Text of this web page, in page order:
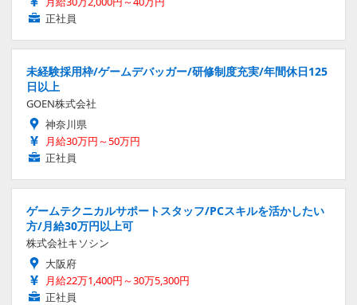
正社員
未経験採用枠/ゲームデバッガー/研修制度充実/年間休日125
日以上
GOEN株式会社
神奈川県
月給30万円～50万円
正社員
ゲームテクニカルサポートスタッフ/PCスキルを活かしたい
方/月給30万円以上可
株式会社キソシン
大阪府
月給22万1,400円～30万5,300円
正社員